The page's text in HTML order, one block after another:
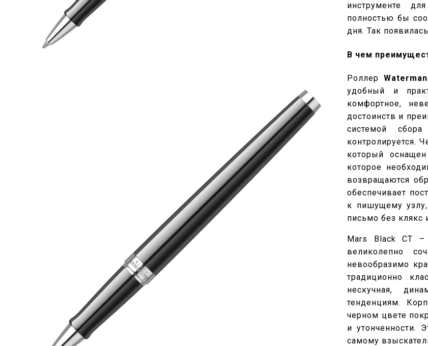
инструменте
полностью бы
дня. Так
В чем
Роллер
удобный и
комфортное,
достоинств и
системой
контролируется.
который
которое
возвращаются
обеспечивает
к пишущему узлу,
письмо без клякс
Mars Black CT –
великолепно
невообразимо
традиционно
нескучная,
тенденциям.
черном цвете
и утонченности.
самому